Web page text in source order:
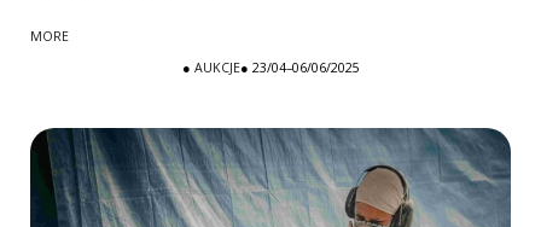
MORE
● AUKCJE● 23/04–06/06/2025